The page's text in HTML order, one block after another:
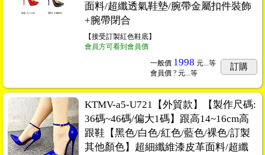
面料/超纖透氣鞋墊/腕帶金屬扣件裝飾
+腕帶閉合
【接受訂製紅色鞋底】
會員方可看到會員價
一般價 1998 元...等
會員價 ? 元...等
訂購
KTMV-a5-U721【外貿款】【製作尺碼:
36碼~46碼/偏大1碼】跟高14~16cm高
跟鞋【黑色/白色/紅色/藍色/裸色/訂製
其他顏色】超細纖維漆皮革面料/超纖